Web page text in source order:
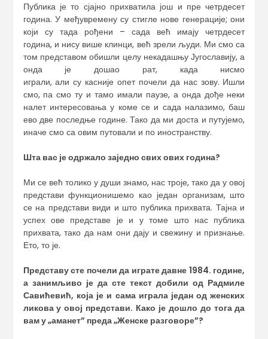
Публика је то сјајно прихватила још и пре четрдесет
година. У међувремену су стигле нове генерације; они
који су тада рођени – сада већ имају четрдесет
година, и нису више клинци, већ зрели људи. Ми смо са
том представом обишли целу некадашњу Југославију, а
онда је дошао рат, када нисмо
играли, али су касније опет почели да нас зову. Ишли
смо, па смо ту и тамо имали паузе, а онда дође неки
налет интересовања у коме се и сада налазимо, баш
ево две последње године. Тако да ми доста и путујемо,
иначе смо са овим путовали и по иностранству.
Шта вас је одржало заједно свиховихгодина?
Ми се већ толико у души знамо, нас троје, тако да у овој
представи функционишемо као један организам, што
се на представи види и што публика прихвата. Тајна и
успех ове представе је и у томе што нас публика
прихвата, тако да нам они дају и свежину и признање.
Ето, то је.
Представу сте почели да играте давне 1984. године,
а занимљиво је да сте текст добили од Радмиле
Савићевић, која је и сама играла један од женских
ликова у овој представи. Како је дошло до тога да
вам у „аманет” преда „Женске разговоре”?